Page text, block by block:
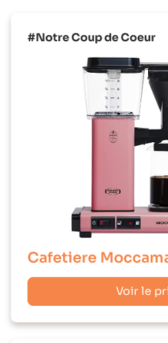
#Notre Coup de Coeur
Cafetiere
Voir le